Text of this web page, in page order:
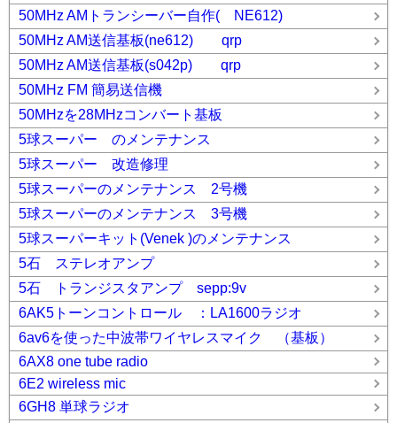
50MHz AMトランシーバー自作( NE612)
50MHz AM送信基板(ne612) qrp
50MHz AM送信基板(s042p) qrp
50MHz FM 簡易送信機
50MHzを28MHzコンバート基板
5球スーパー のメンテナンス
5球スーパー 改造修理
5球スーパーのメンテナンス 2号機
5球スーパーのメンテナンス 3号機
5球スーパーキット(Venek )のメンテナンス
5石 ステレオアンプ
5石 トランジスタアンプ sepp:9v
6AK5トーンコントロール ：LA1600ラジオ
6av6を使った中波帯ワイヤレスマイク （基板）
6AX8 one tube radio
6E2 wireless mic
6GH8 単球ラジオ